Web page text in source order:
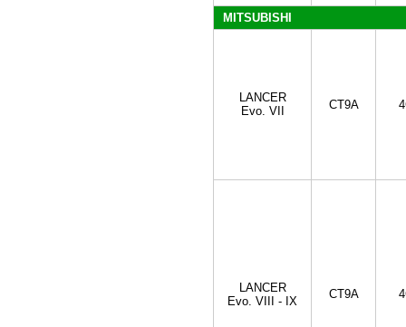
MITSUBISHI
LANCER
Evo. VII
CT9A
LANCER
Evo. VIII - IX
CT9A